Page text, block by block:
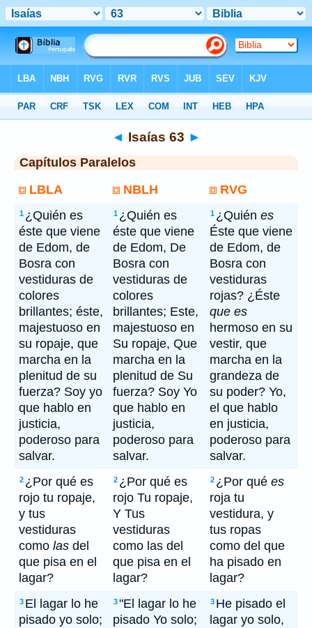
◄ Isaías 63 ►
Capítulos Paralelos
LBLA
NBLH RVG
1 ¿Quién es
éste que viene
de Edom, de
Bosra con
vestiduras de
colores
brillantes; éste,
majestuoso en
su ropaje, que
marcha en la
plenitud de su
fuerza? Soy yo
que hablo en
justicia,
poderoso para
salvar.
1 ¿Quién es
éste que viene
de Edom, De
Bosra con
vestiduras de
colores
brillantes; Este,
majestuoso en
Su ropaje, Que
marcha en la
plenitud de Su
fuerza? Soy Yo
que hablo en
justicia,
poderoso para
salvar.
1 ¿Quién es
Éste que viene
de Edom, de
Bosra con
vestiduras
rojas? ¿Éste
que es
hermoso en su
vestir, que
marcha en la
grandeza de
su poder? Yo,
el que hablo
en justicia,
poderoso para
salvar.
2 ¿Por qué es
rojo tu ropaje,
y tus
vestiduras
como las del
que pisa en el
lagar?
2 ¿Por qué es
rojo Tu ropaje,
Y Tus
vestiduras
como las del
que pisa en el
lagar?
2 ¿Por qué es
roja tu
vestidura, y
tus ropas
como del que
ha pisado en
lagar?
3 El lagar lo he
pisado yo solo;
3"El lagar lo he
pisado Yo solo;
3 He pisado el
lagar yo solo,